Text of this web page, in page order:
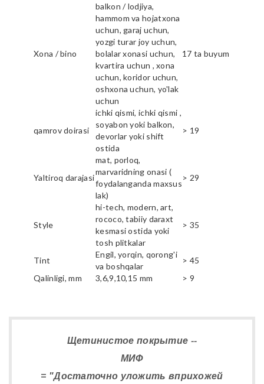
Xona / bino
balkon / lodjiya,
hammom va hojatxona
uchun, garaj uchun,
yozgi turar joy uchun,
bolalar xonasi uchun,
kvartira uchun , xona
uchun, koridor uchun,
oshxona uchun, yo'lak
uchun
17 ta buyum
qamrov doirasi
ichki qismi, ichki qismi ,
soyabon yoki balkon,
devorlar yoki shift
ostida
> 19
Yaltiroq darajasi
mat, porloq,
marvaridning onasi (
foydalanganda maxsus
lak)
> 29
Style
hi-tech, modern, art,
rococo, tabiiy daraxt
kesmasi ostida yoki
tosh plitkalar
> 35
Tint
Engil, yorqin, qorong'i
va boshqalar
> 45
Qalinligi, mm
3,6,9,10,15 mm > 9
Щетинистое покрытие --
МИФ
= "Достаточно уложить вприхожей